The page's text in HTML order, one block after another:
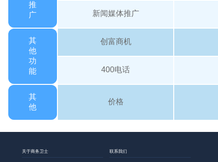
推
广
新闻媒体推广
其
他
功
能
创富商机
400电话
其
他
价格
关于商务卫士 联系我们